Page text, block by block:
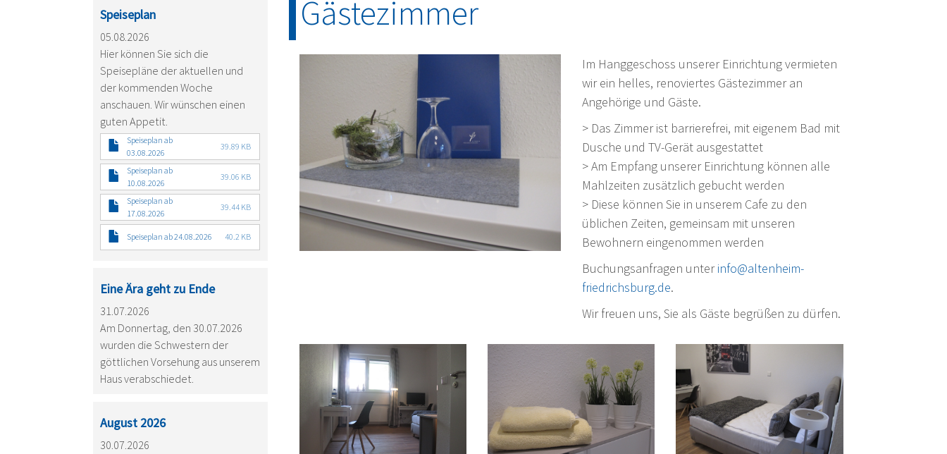
Speiseplan
05.08.2026
Hier können Sie sich die
Speisepläne der aktuellen und
der kommenden Woche
anschauen. Wir wünschen einen
guten Appetit.
Speiseplan ab
03.08.2026
39.89 KB
Speiseplan ab
10.08.2026
39.06 KB
Speiseplan ab
17.08.2026
39.44 KB
Speiseplan ab 24.08.2026 40.2 KB
Eine Ära geht zu Ende
31.07.2026
Am Donnertag, den 30.07.2026
wurden die Schwestern der
göttlichen Vorsehung aus unserem
Haus verabschiedet.
August 2026
30.07.2026
Gästezimmer
Im Hanggeschoss unserer Einrichtung vermieten
wir ein helles, renoviertes Gästezimmer an
Angehörige und Gäste.
> Das Zimmer ist barrierefrei, mit eigenem Bad mit
Dusche und TV-Gerät ausgestattet
> Am Empfang unserer Einrichtung können alle
Mahlzeiten zusätzlich gebucht werden
> Diese können Sie in unserem Cafe zu den
üblichen Zeiten, gemeinsam mit unseren
Bewohnern eingenommen werden
Buchungsanfragen unterinfo@altenheim-
friedrichsburg.de.
Wir freuen uns, Sie als Gäste begrüßen zu dürfen.